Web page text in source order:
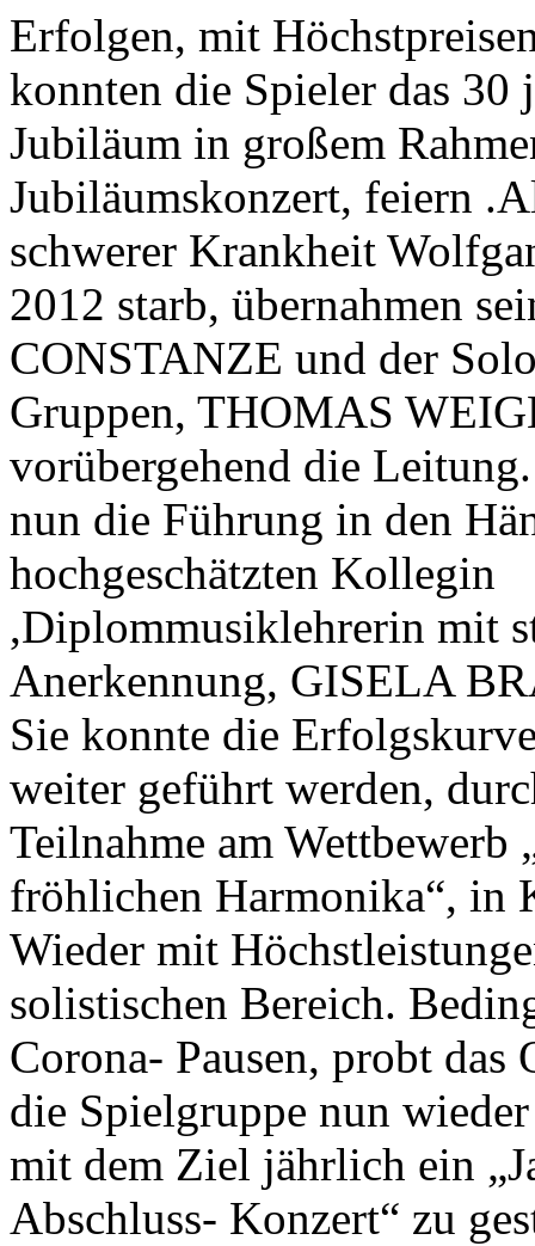
Erfolgen, mit
konnten die Spieler das 30
Jubiläum in großem
Jubiläumskonzert, feiern
schwerer Krankheit
2012 starb, übernahmen
CONSTANZE und der
Gruppen, THOMAS
vorübergehend die
nun die Führung in den
hochgeschätzten Kollegin
,Diplommusiklehrerin mit
Anerkennung, GISELA
Sie konnte die
weiter geführt werden,
Teilnahme am Wettbewerb
fröhlichen Harmonika“, in
Wieder mit
solistischen Bereich.
Corona- Pausen, probt das
die Spielgruppe nun
mit dem Ziel jährlich ein
Abschluss- Konzert“ zu